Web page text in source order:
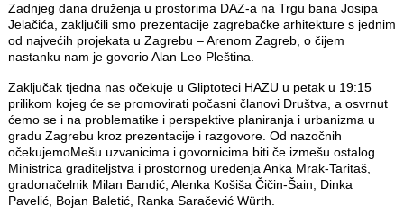
Zadnjeg dana druženja u prostorima DAZ-a na Trgu bana Josipa
Jelačića, zaključili smo prezentacije zagrebačke arhitekture s jednim
od najvećih projekata u Zagrebu – Arenom Zagreb, o čijem
nastanku nam je govorio Alan Leo Pleština.
Zaključak tjedna nas očekuje u Gliptoteci HAZU u petak u 19:15
prilikom kojeg će se promovirati počasni članovi Društva, a osvrnut
ćemo se i na problematike i perspektive planiranja i urbanizma u
gradu Zagrebu kroz prezentacije i razgovore. Od nazočnih
očekujemoMešu uzvanicima i govornicima biti če izmešu ostalog
Ministrica graditeljstva i prostornog uređenja Anka Mrak-Taritaš,
gradonačelnik Milan Bandić, Alenka Košiša Čičin-Šain, Dinka
Pavelić, Bojan Baletić, Ranka Saračević Würth.